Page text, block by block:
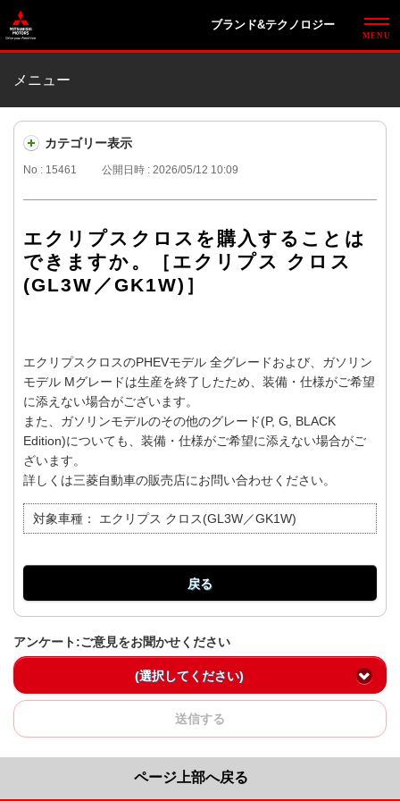
ブランド&テクノロジー
メニュー
カテゴリー表示
No : 15461 公開日時 : 2026/05/12 10:09
エクリプスクロスを購入することは
できますか。［エクリプス クロス
(GL3W／GK1W)］
エクリプスクロスのPHEVモデル 全グレードおよび、ガソリン
モデル Mグレードは生産を終了したため、装備・仕様がご希望
に添えない場合がございます。
また、ガソリンモデルのその他のグレード(P, G, BLACK
Edition)についても、装備・仕様がご希望に添えない場合がご
ざいます。
詳しくは三菱自動車の販売店にお問い合わせください。
対象車種： エクリプス クロス(GL3W／GK1W)
戻る
アンケート:ご意見をお聞かせください
(選択してください)
送信する
ページ上部へ戻る